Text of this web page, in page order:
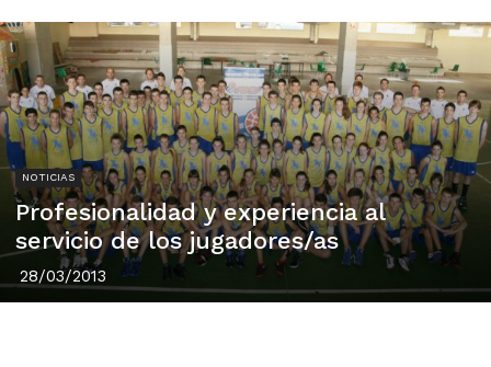
NOTICIAS
Profesionalidad y experiencia al
servicio de los jugadores/as
28/03/2013